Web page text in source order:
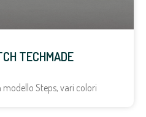
TECHMADE
Steps, vari colori